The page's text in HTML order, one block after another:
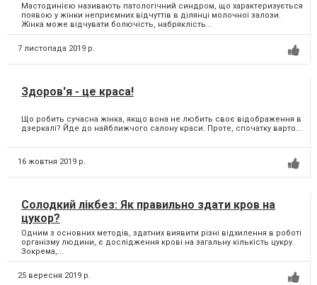
Мастодинією називають патологічний синдром, що характеризується
появою у жінки неприємних відчуттів в ділянці молочної залози.
Жінка може відчувати болючість, набряклість...
7 листопада 2019 р.
Здоров'я - це краса!
Що робить сучасна жінка, якщо вона не любить своє відображення в
дзеркалі? Йде до найближчого салону краси. Проте, спочатку варто...
16 жовтня 2019 р.
Солодкий лікбез: Як правильно здати кров на
цукор?
Одним з основних методів, здатних виявити різні відхилення в роботі
організму людини, є дослідження крові на загальну кількість цукру.
Зокрема,...
25 вересня 2019 р.